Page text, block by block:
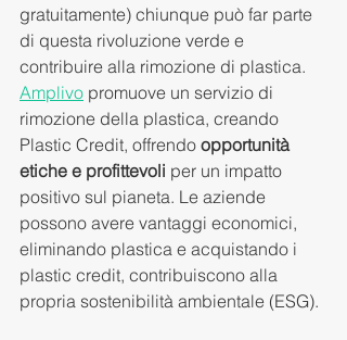
gratuitamente) chiunque può far parte
di questa rivoluzione verde e
contribuire alla rimozione di plastica.
Amplivo promuove un servizio di
rimozione della plastica, creando
Plastic Credit, offrendo opportunità
etiche e profittevoli per un impatto
positivo sul pianeta. Le aziende
possono avere vantaggi economici,
eliminando plastica e acquistando i
plastic credit, contribuiscono alla
propria sostenibilità ambientale (ESG).